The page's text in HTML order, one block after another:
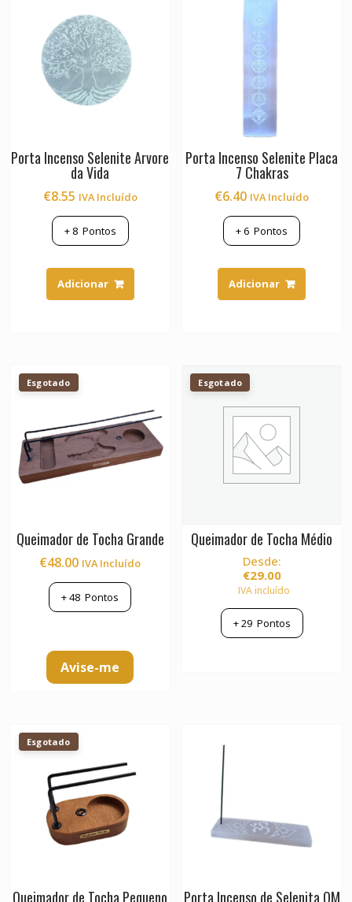
Porta Incenso Selenite Arvore
da Vida
€8.55 IVA Incluído
+ 8Pontos
Adicionar
Porta Incenso Selenite Placa
7 Chakras
€6.40 IVA Incluído
+6 Pontos
Adicionar
Esgotado
Queimador de Tocha Grande
€48.00 IVA Incluído
+48 Pontos
Avise-me
Esgotado
Queimador de Tocha Médio
Desde:
€29.00
IVA incluído
+29Pontos
on
the
Esgotado
Queimador de Tocha Pequeno Porta Incenso de Selenita OM